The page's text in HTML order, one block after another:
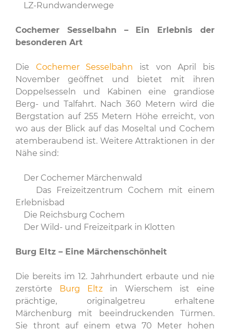
LZ-Rundwanderwege
Cochemer Sesselbahn – Ein Erlebnis der
besonderen Art
Die Cochemer Sesselbahn ist von April bis
November geöffnet und bietet mit ihren
Doppelsesseln und Kabinen eine grandiose
Berg- und Talfahrt. Nach 360 Metern wird die
Bergstation auf 255 Metern Höhe erreicht, von
wo aus der Blick auf das Moseltal und Cochem
atemberaubend ist. Weitere Attraktionen in der
Nähe sind:
Der Cochemer Märchenwald
Das Freizeitzentrum Cochem mit einem
Erlebnisbad
Die Reichsburg Cochem
Der Wild- und Freizeitpark in Klotten
Burg Eltz – Eine Märchenschönheit
Die bereits im 12. Jahrhundert erbaute und nie
zerstörte Burg Eltz in Wierschem ist eine
prächtige, originalgetreu erhaltene
Märchenburg mit beeindruckenden Türmen.
Sie thront auf einem etwa 70 Meter hohen